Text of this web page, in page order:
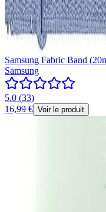
Samsung Fabric Band
Samsung
5.0 (33)
16,99 € Voir le produit